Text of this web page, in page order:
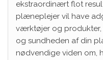
ekstraordinært flot
plæneplejer vil have
værktøjer og
og sundheden af din
nødvendige viden om,